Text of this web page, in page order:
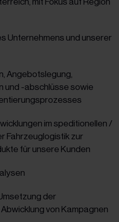
Unternehmens und unserer
Angebotslegung,
und -abschlüsse sowie
im speditionellen /
Fahrzeuglogistik zur
für unsere Kunden
der
von Kampagnen